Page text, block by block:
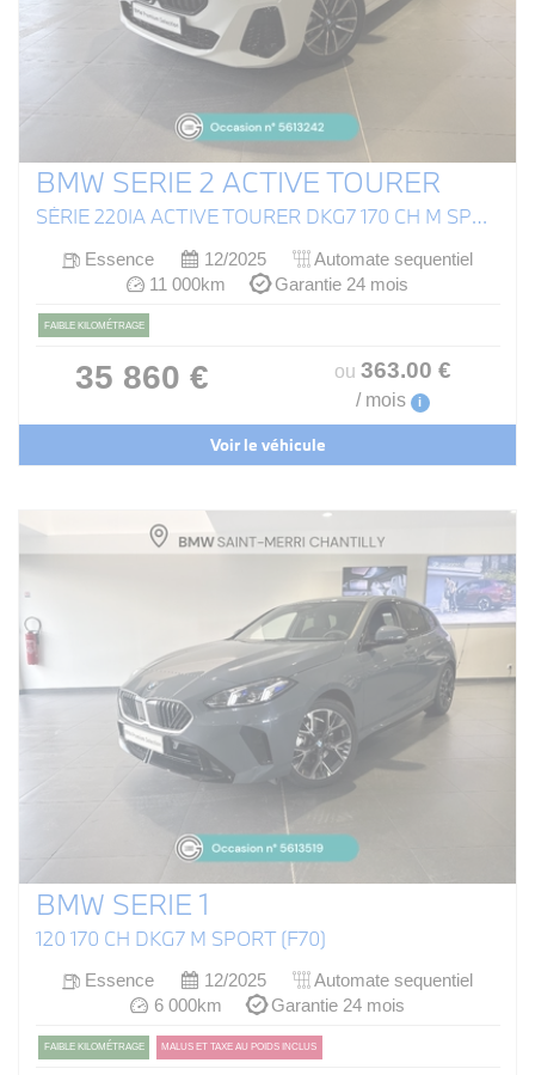
BMW SERIE 2 ACTIVE TOURER
SÉRIE 220IA ACTIVE TOURER DKG7 170 CH M SPORT (U06)
Essence 12/2025
Automate sequentiel
11 000km
Garantie 24 mois
FAIBLE KILOMÉTRAGE
35 860 € ou 363.00 €
/ mois i
Voir le véhicule
BMW SERIE 1
120 170 CH DKG7 M SPORT (F70)
Essence 12/2025
Automate sequentiel
6 000km
Garantie 24 mois
FAIBLE KILOMÉTRAGE MALUS ET TAXE AU POIDS INCLUS